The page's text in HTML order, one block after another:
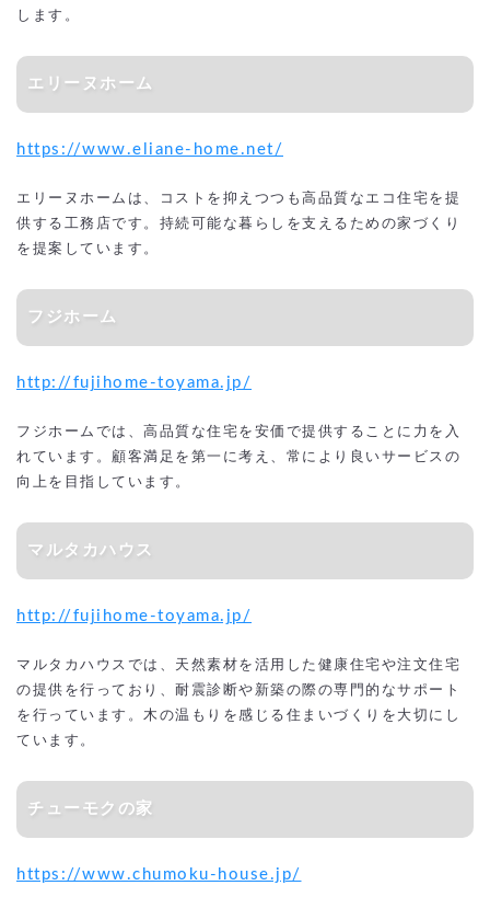
します。
エリーヌホーム
https://www.eliane-home.net/
エリーヌホームは、コストを抑えつつも高品質なエコ住宅を提
供する工務店です。持続可能な暮らしを支えるための家づくり
を提案しています。
フジホーム
http://fujihome-toyama.jp/
フジホームでは、高品質な住宅を安価で提供することに力を入
れています。顧客満足を第一に考え、常により良いサービスの
向上を目指しています。
マルタカハウス
http://fujihome-toyama.jp/
マルタカハウスでは、天然素材を活用した健康住宅や注文住宅
の提供を行っており、耐震診断や新築の際の専門的なサポート
を行っています。木の温もりを感じる住まいづくりを大切にし
ています。
チューモクの家
https://www.chumoku-house.jp/